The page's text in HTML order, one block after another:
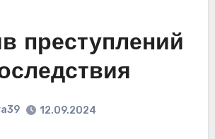
преступлений
12.09.2024